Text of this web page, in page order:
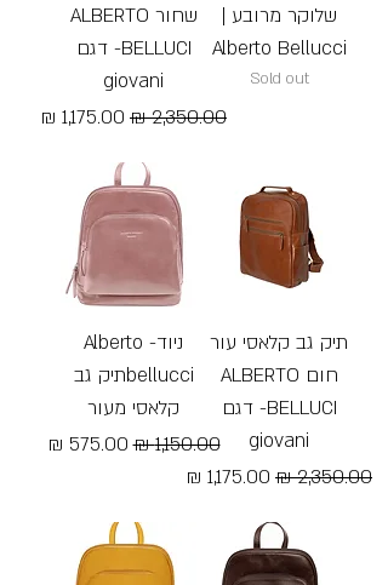
שלוקר מרובע |
Alberto Bellucci
Sold out
שחור ALBERTO
BELLUCI- דגם
giovani
מחיר רגיל
מחיר מבצע
תיק גב קלאסי עור
חום ALBERTO
BELLUCI- דגם
giovani
מחיר רגיל
מחיר מבצע
ניוד- Alberto
bellucciתיק גב
קלאסי מעור
מחיר רגיל‏1,150.00 ‏₪ מחיר מבצע